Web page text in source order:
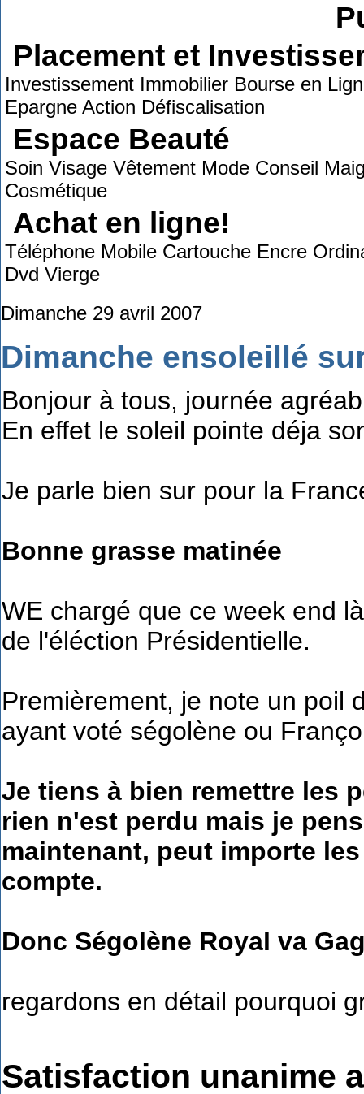
Placement et
Investissement Immobilier Bourse en
Epargne Action Défiscalisation
Espace Beauté
Soin Visage Vêtement Mode Conseil
Cosmétique
Achat en ligne!
Téléphone Mobile Cartouche Encre
Dvd Vierge
Dimanche 29 avril 2007
Dimanche ensoleillé
Bonjour à tous, journée
En effet le soleil pointe déja
Je parle bien sur pour la
Bonne grasse matinée
WE chargé que ce week end
de l'éléction Présidentielle.
Premièrement, je note un poil
ayant voté ségolène ou
Je tiens à bien remettre les
rien n'est perdu mais je
maintenant, peut importe
compte.
Donc Ségolène Royal va
regardons en détail pourquoi
Satisfaction unanime